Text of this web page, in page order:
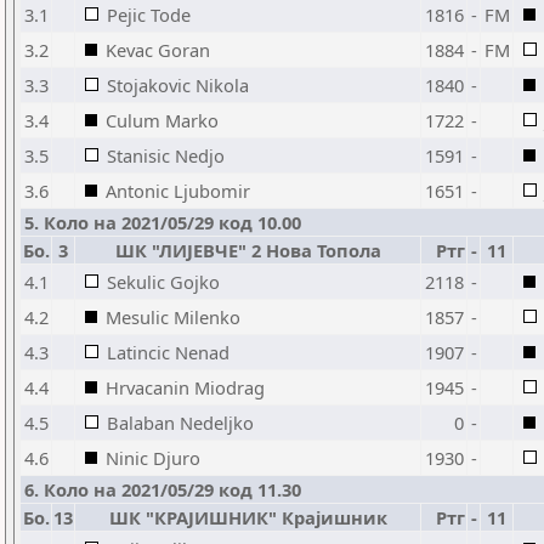
3.1 Pejic Tode 1816 - FM
3.2
Kevac Goran 1884 - FM
3.3
Stojakovic Nikola 1840 -
3.4
Culum Marko 1722 -
3.5
Stanisic Nedjo 1591 -
3.6
Antonic Ljubomir 1651 -
5. Коло на 2021/05/29 код 10.00
Бо. 3 ШК "ЛИЈЕВЧЕ" 2 Нова Топола Ртг - 11
4.1
Sekulic Gojko 2118 -
4.2
Mesulic Milenko 1857 -
4.3
Latincic Nenad 1907 -
4.4
Hrvacanin Miodrag 1945 -
4.5
Balaban Nedeljko 0 -
4.6
Ninic Djuro 1930 -
6. Коло на 2021/05/29 код 11.30
Бо. 13 ШК "КРАЈИШНИК" Крајишник Ртг - 11